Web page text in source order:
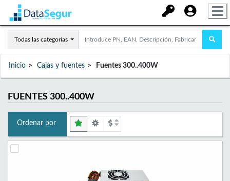
Todas las categorías
Inicio Cajas y fuentes Fuentes 300..400W
FUENTES 300..400W
Ordenar por